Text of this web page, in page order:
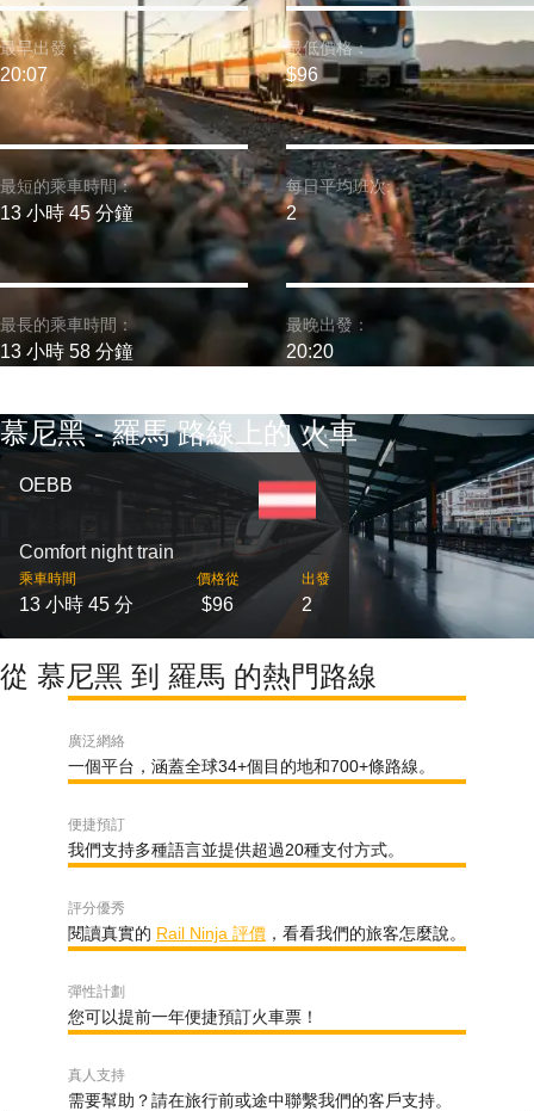
最短的乘車時間：
13 小時 45 分鐘
最早出發：
20:07
最長的乘車時間：
13 小時 58 分鐘
最低價格：
$96
每日平均班次:
2
最晚出發：
20:20
慕尼黑 - 羅馬 路線上的 火車
OEBB
Comfort night train
乘車時間
13 小時 45 分
價格從
$96
出發
2
從 慕尼黑 到 羅馬 的熱門路線
廣泛網絡
一個平台，涵蓋全球34+個目的地和700+條路線。
便捷預訂
我們支持多種語言並提供超過20種支付方式。
評分優秀
閱讀真實的 Rail Ninja 評價 ，看看我們的旅客怎麼說。
彈性計劃
您可以提前一年便捷預訂火車票！
真人支持
需要幫助？請在旅行前或途中聯繫我們的客戶支持。